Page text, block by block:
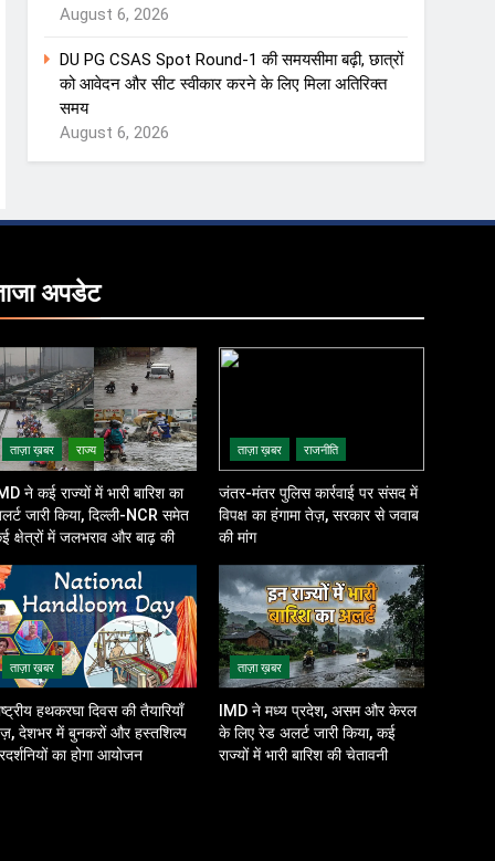
August 6, 2026
DU PG CSAS Spot Round-1 की समयसीमा बढ़ी, छात्रों
को आवेदन और सीट स्वीकार करने के लिए मिला अतिरिक्त
समय
August 6, 2026
अपडेट
ताज़ा ख़बर राज्य
ने कई राज्यों में भारी बारिश का
जारी किया, दिल्ली-NCR समेत
क्षेत्रों में जलभराव और बाढ़ की
ताज़ा ख़बर राजनीति
जंतर-मंतर पुलिस कार्रवाई पर संसद में
विपक्ष का हंगामा तेज़, सरकार से जवाब
की मांग
ताज़ा ख़बर
हथकरघा दिवस की तैयारियाँ
देशभर में बुनकरों और हस्तशिल्प
का होगा आयोजन
ताज़ा ख़बर
IMD ने मध्य प्रदेश, असम और केरल
के लिए रेड अलर्ट जारी किया, कई
राज्यों में भारी बारिश की चेतावनी